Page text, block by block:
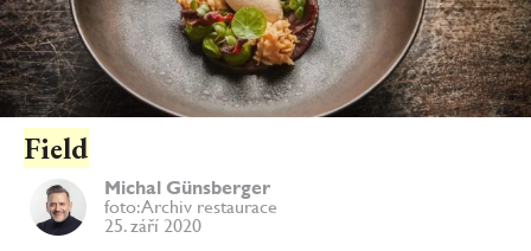
Field
Michal Günsberger
foto: Archiv restaurace
25. září 2020